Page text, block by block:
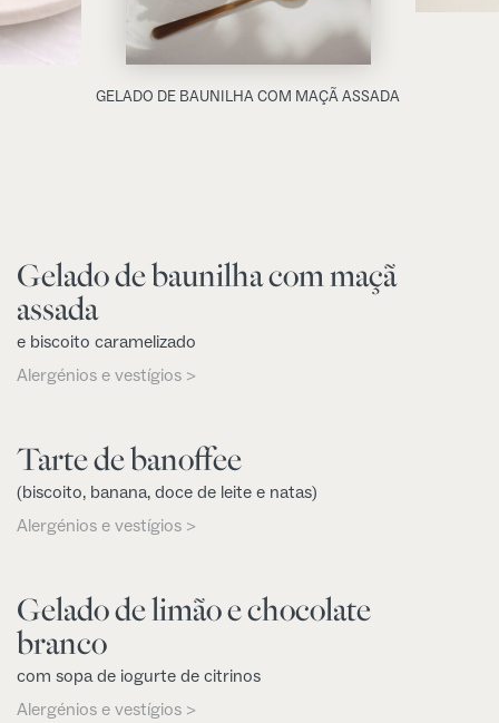
GELADO DE BAUNILHA COM MAÇÃ ASSADA
Gelado de baunilha com maçã
assada
e biscoito caramelizado
Alergénios e vestígios >
Tarte de banoffee
(biscoito, banana, doce de leite e natas)
Alergénios e vestígios >
Gelado de limão e chocolate
branco
com sopa de iogurte de citrinos
Alergénios e vestígios >